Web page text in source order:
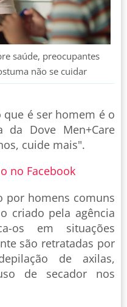
saúde, preocupantes
não se cuidar
é ser homem é o
da Dove Men+Care
cuide mais".
no Facebook
por homens comuns
criado pela agência
os em situações
são retratadas por
de axilas,
de secador nos